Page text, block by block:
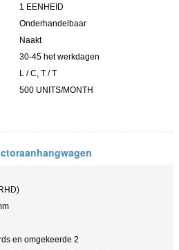
1 EENHEID
Onderhandelbaar
Naakt
30-45 het werkdagen
L / C, T / T
500 UNITS/MONTH
en omgekeerde 2